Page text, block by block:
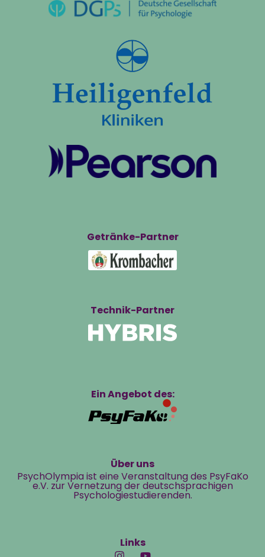
Getränke-Partner
Technik-Partner
Ein Angebot des:
Über uns
PsychOlympia ist eine Veranstaltung des PsyFaKo
e.V. zur Vernetzung der deutschsprachigen
Psychologiestudierenden.
Links